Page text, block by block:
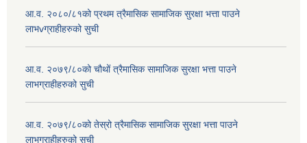
आ.व. २०८०/८१को प्रथम त्रैमासिक सामाजिक सुरक्षा भत्ता पाउने
लाभvग्राहीहरुको सुची
आ.व. २०७९/८०को चौथों त्रैमासिक सामाजिक सुरक्षा भत्ता पाउने
लाभग्राहीहरुको सुची
आ.व. २०७९/८०को तेस्रो त्रैमासिक सामाजिक सुरक्षा भत्ता पाउने
लाभग्राहीहरुको सुची